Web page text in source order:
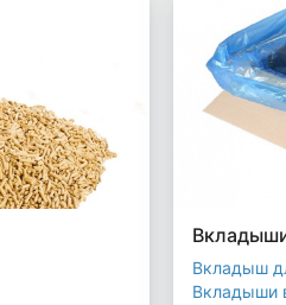
Вкладыш
Вкладыши